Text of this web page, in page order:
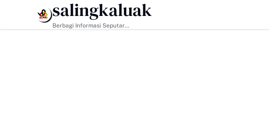
HEADLINE
Tantangan Era Digital, Arisal Aziz Ajak Masyarakat Perkuat Nilai Empat Pilar MPR RI
salingkaluak
Berbagi Informasi Seputar